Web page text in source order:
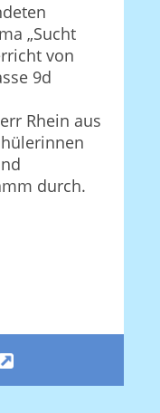
„Sucht
von
9d
Rhein aus
durch.